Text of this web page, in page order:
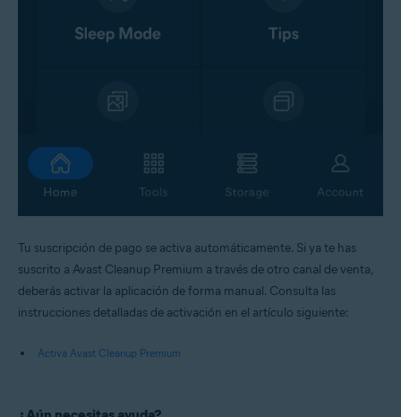
Tu suscripción de pago se activa automáticamente. Si ya te has
suscrito a Avast Cleanup Premium a través de otro canal de venta,
deberás activar la aplicación de forma manual. Consulta las
instrucciones detalladas de activación en el artículo siguiente:
Activa Avast Cleanup Premium